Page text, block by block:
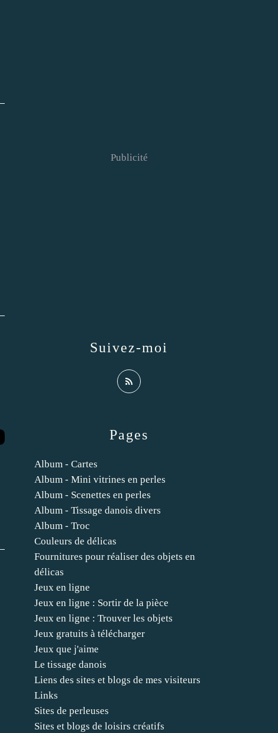
Pages
Album - Cartes
Album - Mini vitrines en perles
Album - Scenettes en perles
Album - Tissage danois divers
Album - Troc
Couleurs de délicas
Fournitures pour réaliser des objets en
délicas
Jeux en ligne
Jeux en ligne : Sortir de la pièce
Jeux en ligne : Trouver les objets
Jeux gratuits à télécharger
Jeux que j'aime
Le tissage danois
Liens des sites et blogs de mes visiteurs
Links
Sites de perleuses
Sites et blogs de loisirs créatifs
Suivez-moi
Publicité